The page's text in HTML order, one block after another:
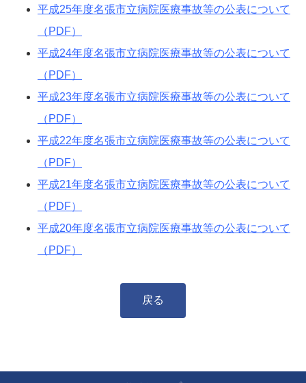
平成25年度名張市立病院医療事故等の公表について
（PDF）
平成24年度名張市立病院医療事故等の公表について
（PDF）
平成23年度名張市立病院医療事故等の公表について
（PDF）
平成22年度名張市立病院医療事故等の公表について
（PDF）
平成21年度名張市立病院医療事故等の公表について
（PDF）
平成20年度名張市立病院医療事故等の公表について
（PDF）
戻る